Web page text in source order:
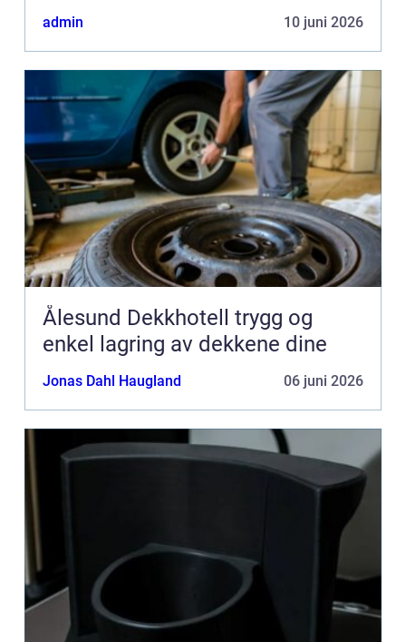
admin 10 juni 2026
Ålesund Dekkhotell trygg og
enkel lagring av dekkene dine
Jonas Dahl Haugland 06 juni 2026